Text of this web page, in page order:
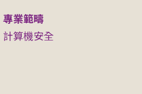
專業範疇
計算機安全